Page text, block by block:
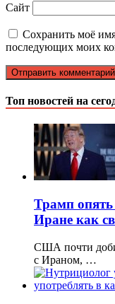
Сайт
Сохранить моё
последующих моих
Топ новостей на
Трамп опять
Иране как
США почти
с Ираном, …